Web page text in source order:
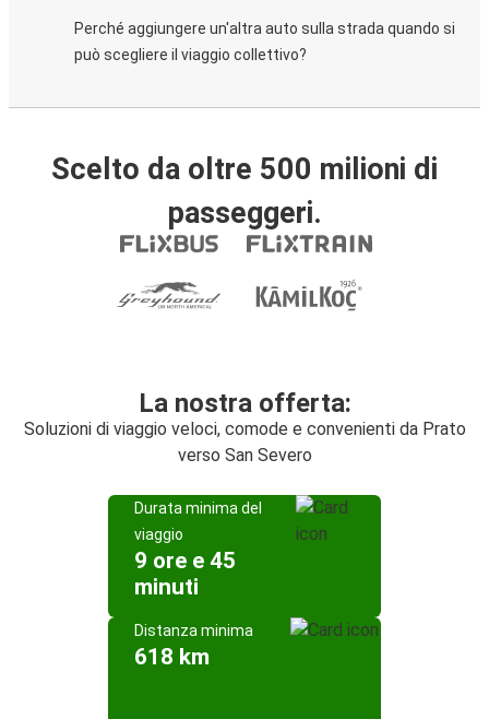
Perché aggiungere un'altra auto sulla strada quando si
può scegliere il viaggio collettivo?
Scelto da oltre 500 milioni di
passeggeri.
La nostra offerta:
Soluzioni di viaggio veloci, comode e convenienti da Prato
verso San Severo
Durata minima del
viaggio
9 ore e 45
minuti
Distanza minima
618 km